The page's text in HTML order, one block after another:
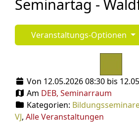
Seminartag -
Veranstaltungs-Optionen
Von 12.05.2026 08:30 bis
Am DEB, Seminarraum
Kategorien:
VJ, Alle Veranstaltungen